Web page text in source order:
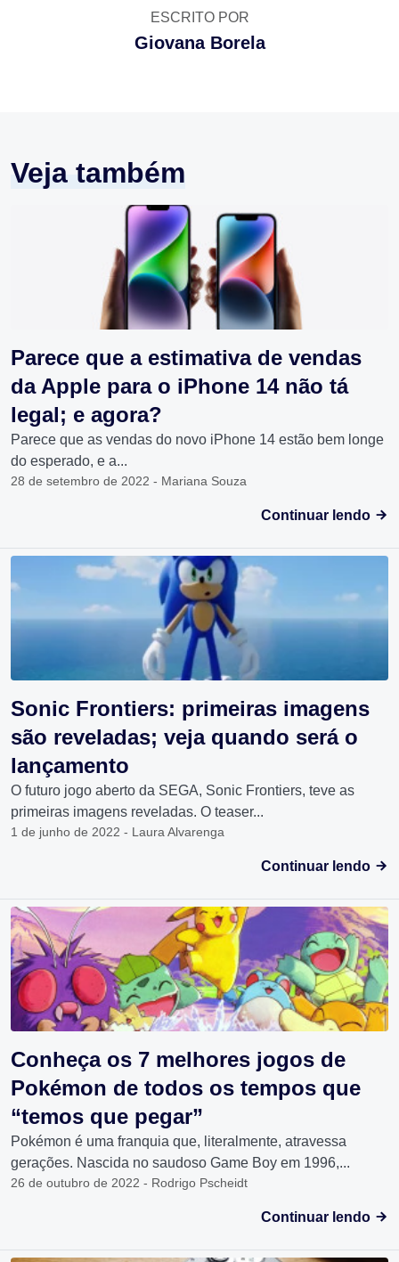
ESCRITO POR
Giovana Borela
Veja também
Parece que a estimativa de vendas
da Apple para o iPhone 14 não tá
legal; e agora?
Parece que as vendas do novo iPhone 14 estão bem longe
do esperado, e a...
28 de setembro de 2022 - Mariana Souza
Continuar lendo
Sonic Frontiers: primeiras imagens
são reveladas; veja quando será o
lançamento
O futuro jogo aberto da SEGA, Sonic Frontiers, teve as
primeiras imagens reveladas. O teaser...
1 de junho de 2022 - Laura Alvarenga
Continuar lendo
Conheça os 7 melhores jogos de
Pokémon de todos os tempos que
“temos que pegar”
Pokémon é uma franquia que, literalmente, atravessa
gerações. Nascida no saudoso Game Boy em 1996,...
26 de outubro de 2022 - Rodrigo Pscheidt
Continuar lendo